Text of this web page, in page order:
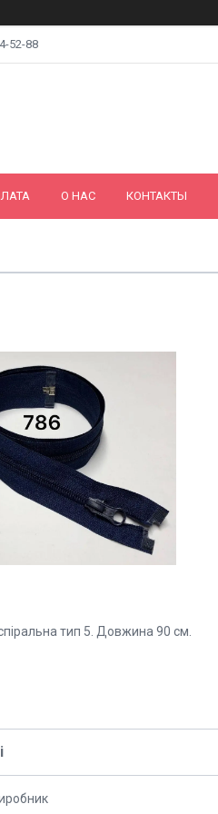
52-88
О НАС КОНТАКТЫ
тип 5. Довжина 90 см.